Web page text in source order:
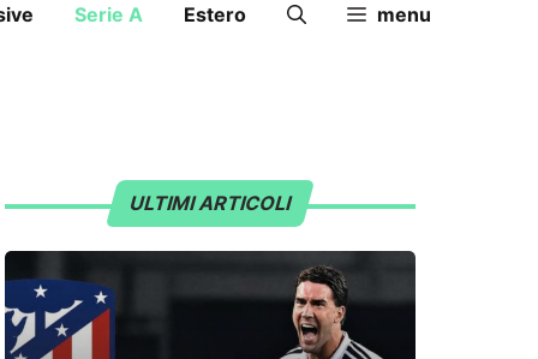
Serie A Estero menu
ULTIMI ARTICOLI